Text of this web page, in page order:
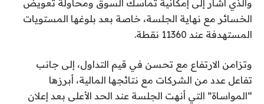
والذي أشار إلى إمكانية تماسك السوق ومحاولة تعويض
الخسائر مع نهاية الجلسة، خاصة بعد بلوغها المستويات
المستهدفة عند 11360 نقطة.
وتزامن الارتفاع مع تحسن في قيم التداول، إلى جانب
تفاعل عدد من الشركات مع نتائجها المالية، أبرزها
“المواساة” التي أنهت الجلسة عند الحد الأعلى بعد إعلان